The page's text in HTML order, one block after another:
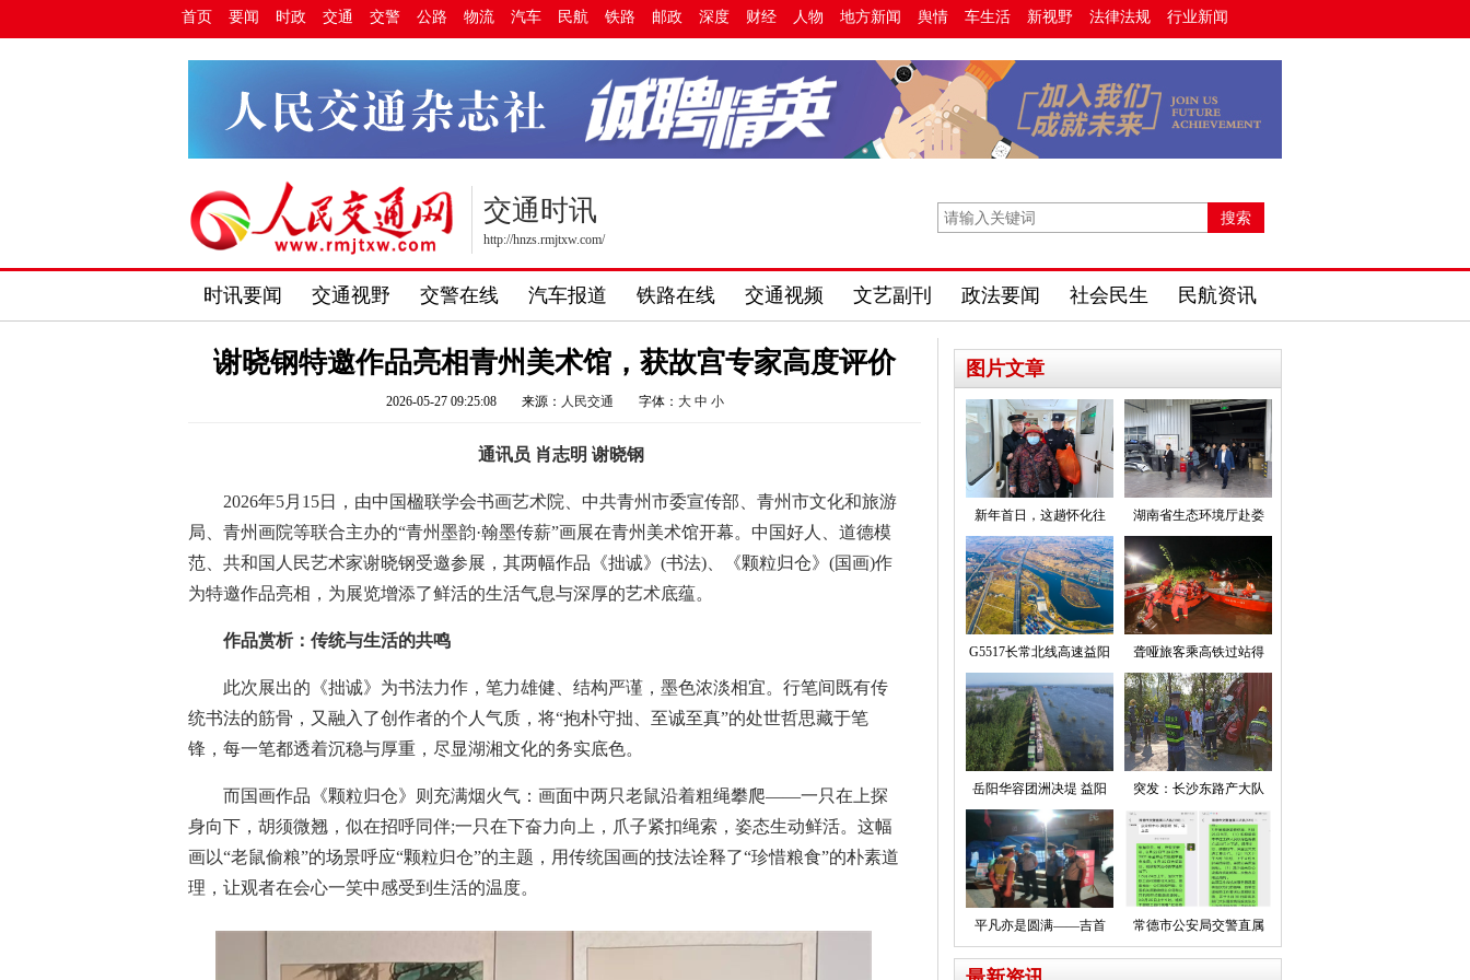
首页 要闻 时政 交通 交警 公路 物流 汽车 民航 铁路 邮政 深度 财经 人物 地方新闻 舆情 车生活 新视野 法律法规 行业新闻
交通时讯
http://hnzs.rmjtxw.com/
时讯要闻 交通视野 交警在线 汽车报道 铁路在线 交通视频 文艺副刊 政法要闻 社会民生 民航资讯
谢晓钢特邀作品亮相青州美术馆，获故宫专家高度评价
2026-05-27 09:25:08 来源： 人民交通 字体： 大 中 小
通讯员 肖志明 谢晓钢
2026年5月15日，由中国楹联学会书画艺术院、中共青州市委宣传部、青州市文化和旅游
局、青州画院等联合主办的“青州墨韵·翰墨传薪”画展在青州美术馆开幕。中国好人、道德模
范、共和国人民艺术家谢晓钢受邀参展，其两幅作品《拙诚》(书法)、《颗粒归仓》(国画)作
为特邀作品亮相，为展览增添了鲜活的生活气息与深厚的艺术底蕴。
作品赏析：传统与生活的共鸣
此次展出的《拙诚》为书法力作，笔力雄健、结构严谨，墨色浓淡相宜。行笔间既有传
统书法的筋骨，又融入了创作者的个人气质，将“抱朴守拙、至诚至真”的处世哲思藏于笔
锋，每一笔都透着沉稳与厚重，尽显湖湘文化的务实底色。
而国画作品《颗粒归仓》则充满烟火气：画面中两只老鼠沿着粗绳攀爬——一只在上探
身向下，胡须微翘，似在招呼同伴;一只在下奋力向上，爪子紧扣绳索，姿态生动鲜活。这幅
画以“老鼠偷粮”的场景呼应“颗粒归仓”的主题，用传统国画的技法诠释了“珍惜粮食”的朴素道
理，让观者在会心一笑中感受到生活的温度。
图片文章
新年首日，这趟怀化往 湖南省生态环境厅赴娄
G5517长常北线高速益阳 聋哑旅客乘高铁过站得
岳阳华容团洲决堤 益阳 突发：长沙东路产大队
平凡亦是圆满——吉首 常德市公安局交警直属